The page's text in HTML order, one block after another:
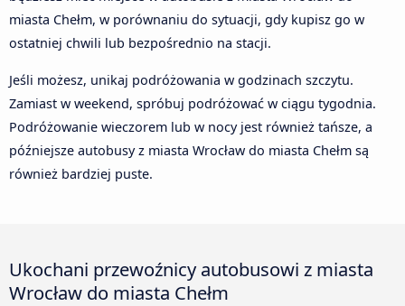
miasta Chełm, w porównaniu do sytuacji, gdy kupisz go w
ostatniej chwili lub bezpośrednio na stacji.
Jeśli możesz, unikaj podróżowania w godzinach szczytu.
Zamiast w weekend, spróbuj podróżować w ciągu tygodnia.
Podróżowanie wieczorem lub w nocy jest również tańsze, a
późniejsze autobusy z miasta Wrocław do miasta Chełm są
również bardziej puste.
Ukochani przewoźnicy autobusowi z miasta
Wrocław do miasta Chełm